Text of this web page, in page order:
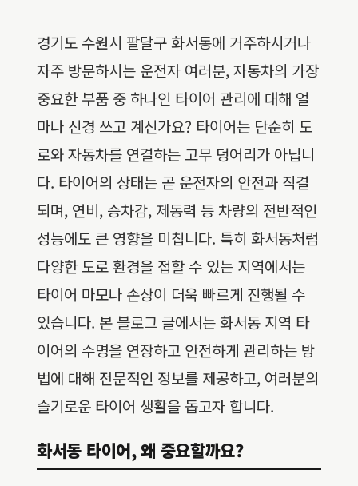
경기도 수원시 팔달구 화서동에 거주하시거나
자주 방문하시는 운전자 여러분, 자동차의 가장
중요한 부품 중 하나인 타이어 관리에 대해 얼
마나 신경 쓰고 계신가요? 타이어는 단순히 도
로와 자동차를 연결하는 고무 덩어리가 아닙니
다. 타이어의 상태는 곧 운전자의 안전과 직결
되며, 연비, 승차감, 제동력 등 차량의 전반적인
성능에도 큰 영향을 미칩니다. 특히 화서동처럼
다양한 도로 환경을 접할 수 있는 지역에서는
타이어 마모나 손상이 더욱 빠르게 진행될 수
있습니다. 본 블로그 글에서는 화서동 지역 타
이어의 수명을 연장하고 안전하게 관리하는 방
법에 대해 전문적인 정보를 제공하고, 여러분의
슬기로운 타이어 생활을 돕고자 합니다.
화서동 타이어, 왜 중요할까요?